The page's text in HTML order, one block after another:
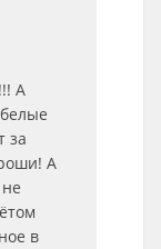
А
за
А
в